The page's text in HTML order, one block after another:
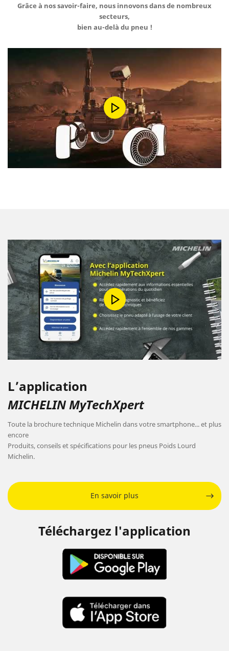
Grâce à nos savoir-faire, nous innovons dans de nombreux
secteurs,
bien au-delà du pneu !
L’application
MICHELIN MyTechXpert
Toute la brochure technique Michelin dans votre smartphone... et plus
encore
Produits, conseils et spécifications pour les pneus Poids Lourd
Michelin.
En savoir plus
Téléchargez l'application